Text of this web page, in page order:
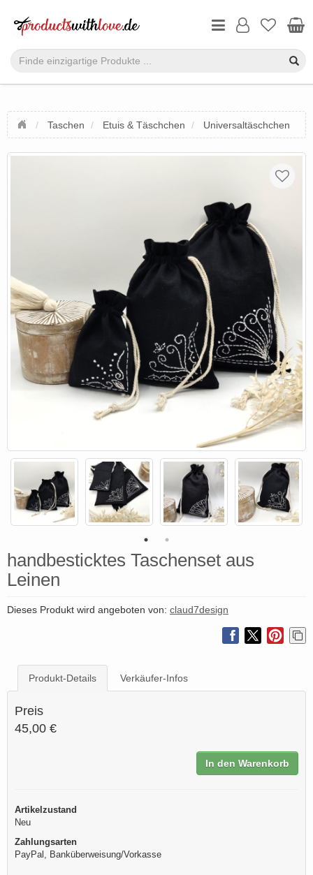
Taschen Etuis & Täschchen Universaltäschchen
handbesticktes Taschenset aus
Leinen
Dieses Produkt wird angeboten von: claud7design
Produkt-Details Verkäufer-Infos
Preis
45,00 €
In den Warenkorb
Artikelzustand
Neu
Zahlungsarten
PayPal, Banküberweisung/Vorkasse